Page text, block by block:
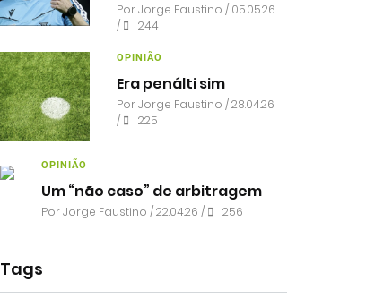
PorJorge Faustino / 05.05.26
/
244
OPINIÃO
Era penálti sim
PorJorge Faustino / 28.04.26
/
225
OPINIÃO
Um “não caso” de arbitragem
PorJorge Faustino / 22.04.26 / 256
Tags